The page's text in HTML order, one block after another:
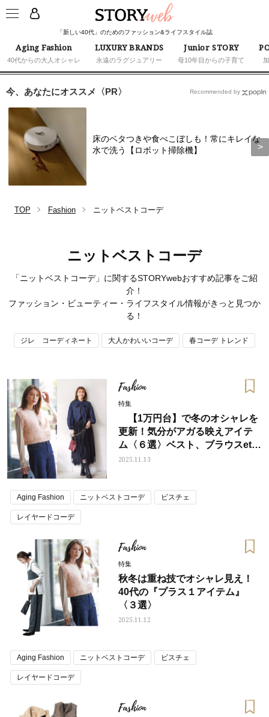
「新しい40代」のためのファッション&ライフスタイル誌
Aging Fashion
40代からの大人オシャレ
LUXURY BRANDS
永遠のラグジュアリー
Junior STORY
母10年目からの子育て
ママとパパに贈る「ジェンダーレ
今、あなたにオススメ〈PR〉
床のベタつきや食べこぼしも！常にキレイな
水で洗う【ロボット掃除機】
Recommended by
TOP Fashion ニットベストコーデ
ニットベストコーデ
「ニットベストコーデ」に関するSTORYwebおすすめ記事をご紹
介！
ファッション・ビューティー・ライフスタイル情報がきっと見つか
る！
ジレ コーディネート 大人かわいいコーデ 春コーデ トレンド
Fashion
特集
【1万円台】で冬のオシャレを
更新！気分がアガる映えアイテ
ム〈６選〉ベスト、ブラウスetc
.2025.11.13
Aging Fashion ニットベストコーデ ビスチェ
レイヤードコーデ
Fashion
特集
秋冬は重ね技でオシャレ見え！
40代の『プラス１アイテム』
〈３選〉
2025.11.12
Aging Fashion ニットベストコーデ ビスチェ
レイヤードコーデ
Fashion